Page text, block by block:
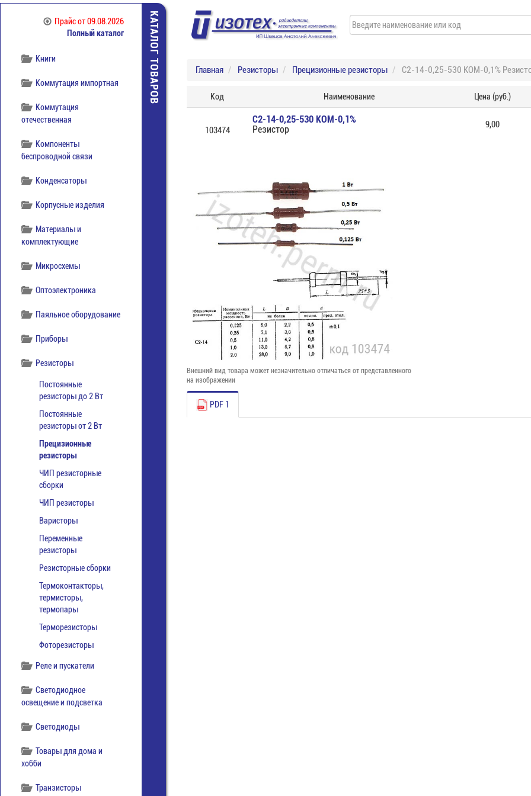
Прайсот 09.08.2026
Полный каталог
Кабельная продукция
Книги
Коммутация импортная
Коммутация
отечественная
Компоненты
беспроводной связи
Конденсаторы
Корпусные изделия
Материалы и
комплектующие
Микросхемы
Оптоэлектроника
Паяльное оборудование
Приборы
Резисторы
Постоянные
резисторы до 2 Вт
Постоянные
резисторы от 2 Вт
Прецизионные
резисторы
ЧИП резисторные
сборки
ЧИП резисторы
Варисторы
Переменные
резисторы
Резисторные сборки
Термоконтакторы,
термисторы,
термопары
Терморезисторы
Фоторезисторы
Реле и пускатели
Светодиодное
освещение и подсветка
Светодиоды
Товары для дома и
хобби
Транзисторы
КАТАЛОГ ТОВАРОВ Главная Резисторы Прецизионные резисторы С2-14-0,25-530 КОМ-0,1%
Код Наименование Цена (руб.)
103474
С2-14-0,25-530 КОМ-0,1%
Резистор
9,00
Внешний вид товара может незначительно отличаться от представленного
на изображении
PDF 1